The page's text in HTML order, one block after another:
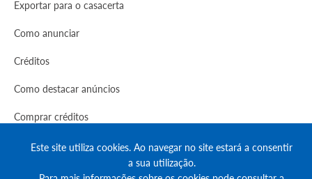
Exportar para o casacerta
Como anunciar
Créditos
Como destacar anúncios
Comprar créditos
FAQs
Informação
Este site utiliza cookies. Ao navegar no site estará a consentir
a sua utilização.